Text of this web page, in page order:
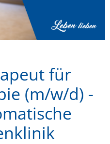
für
(m/w/d) -